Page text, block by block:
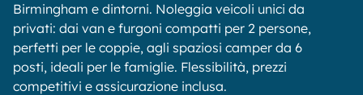
Birmingham e dintorni. Noleggia veicoli unici da
privati: dai van e furgoni compatti per 2 persone,
perfetti per le coppie, agli spaziosi camper da 6
posti, ideali per le famiglie. Flessibilità, prezzi
competitivi e assicurazione inclusa.